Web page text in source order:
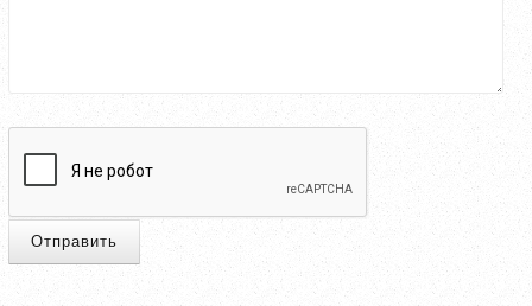
Отправить